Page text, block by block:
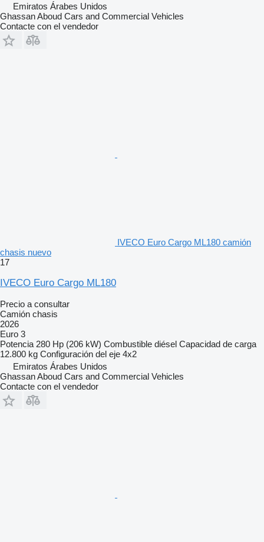
Emiratos Árabes Unidos
Ghassan Aboud Cars and Commercial Vehicles
Contacte con el vendedor
IVECO Euro Cargo ML180 camión
chasis nuevo
17
IVECO Euro Cargo ML180
Precio a consultar
Camión chasis
2026
Euro 3
Potencia 280 Hp (206 kW) Combustible diésel Capacidad de carga
12.800 kg Configuración del eje 4x2
Emiratos Árabes Unidos
Ghassan Aboud Cars and Commercial Vehicles
Contacte con el vendedor